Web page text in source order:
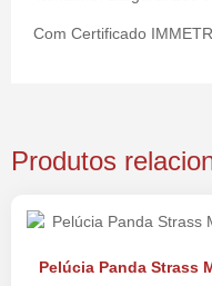
Com Certificado
Produtos
Pelúcia Panda Strass